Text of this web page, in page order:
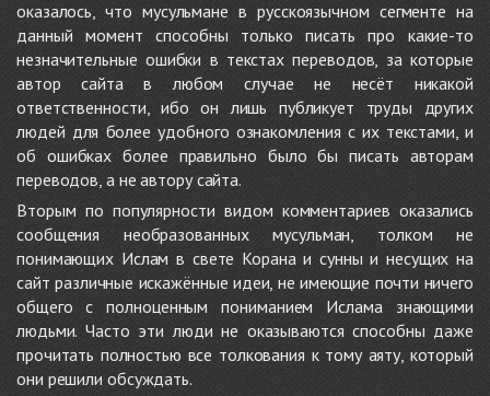
оказалось, что мусульмане в русскоязычном сегменте на
данный момент способны только писать про какие-то
незначительные ошибки в текстах переводов, за которые
автор сайта в любом случае не несёт никакой
ответственности, ибо он лишь публикует труды других
людей для более удобного ознакомления с их текстами, и
об ошибках более правильно было бы писать авторам
переводов, а не автору сайта.
Вторым по популярности видом комментариев оказались
сообщения необразованных мусульман, толком не
понимающих Ислам в свете Корана и сунны и несущих на
сайт различные искажённые идеи, не имеющие почти ничего
общего с полноценным пониманием Ислама знающими
людьми. Часто эти люди не оказываются способны даже
прочитать полностью все толкования к тому аяту, который
они решили обсуждать.